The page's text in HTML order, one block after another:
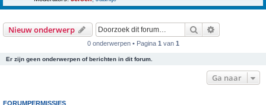
Nieuw onderwerp Zoek
0 onderwerpen • Pagina 1 van 1
Er zijn geen onderwerpen of berichten in dit forum.
Ga naar
FORUMPERMISSIES